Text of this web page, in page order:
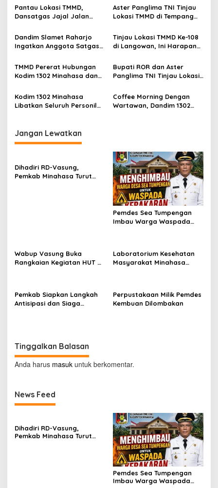
i
o
Pantau Lokasi TMMD,
Dansatgas Jajal Jalan
Aster Panglima TNI Tinjau
Lokasi TMMD di Tempang
Dandim Slamet Raharjo
Ingatkan Anggota Satgas
Kesehatan
Tinjau Lokasi TMMD Ke-108
di Langowan, Ini Harapan
TMMD Pererat Hubungan
Kodim 1302 Minahasa dan
Bupati ROR dan Aster
Panglima TNI Tinjau Lokasi
Angkat EG di Danau
Tondano
Kodim 1302 Minahasa
Libatkan Seluruh Personil
Coffee Morning Dengan
Wartawan, Dandim 1302
Jangan Lewatkan
Dihadiri RD-Vasung,
Pemkab Minahasa Turut
Pemdes Sea Tumpengan
Imbau Warga Waspada
Wabup Vasung Buka
Rangkaian Kegiatan HUT RI
Laboratorium Kesehatan
Masyarakat Minahasa
Pemkab Siapkan Langkah
Antisipasi dan Siaga
Perpustakaan Milik Pemdes
Kembuan Dilombakan
Tinggalkan Balasan
Anda harus masuk untuk berkomentar.
News Feed
Dihadiri RD-Vasung,
Pemkab Minahasa Turut
Pemdes Sea Tumpengan
Imbau Warga Waspada